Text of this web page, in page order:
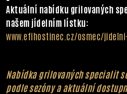
Aktuální nabídku grilovaných
našem jídelním lístku:
www.efihostinec.cz/osmec/
Nabídka grilovaných specialit
podle sezóny a aktuální